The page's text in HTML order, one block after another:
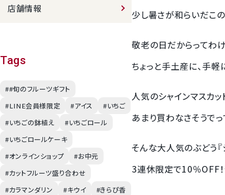
温室みかん(ハウスみかん)
梨
幸水梨ロイヤル
クイーンルージュ
少し暑さが和らいだこ
敬老の日だからってわ
ちょっと手土産に、手
人気のシャインマスカ
あまり買わなさそうで
そんな大人気のぶどう『
3連休限定で10％OFF
店舗情報
Tags
##旬のフルーツギフト
#LINE会員様限定
#アイス
#いちご
#いちごの鉢植え
#いちごロール
#いちごロールケーキ
#オンラインショップ
#お中元
#カットフルーツ盛り合わせ
#カラマンダリン
#キウイ
#きらぴ香